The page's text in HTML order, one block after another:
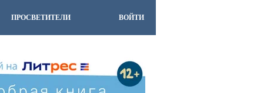
ПРОСВЕТИТЕЛИ ВОЙТИ